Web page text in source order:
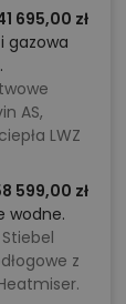
695,00 zł
gazowa
AS,
LWZ
599,00 zł
wodne.
z